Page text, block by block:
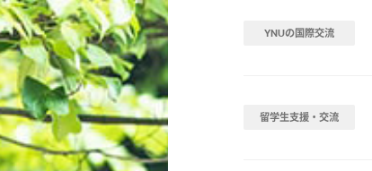
YNUの国際交流
留学生支援・交流